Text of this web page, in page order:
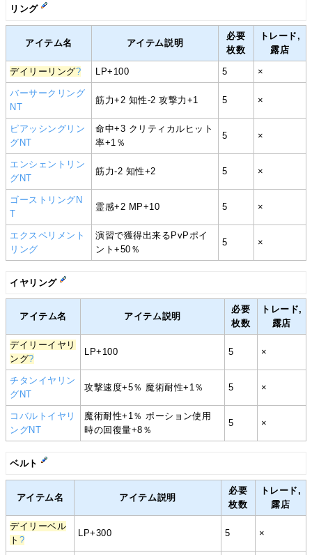
リング
アイテム名 アイテム説明
必要
枚数
トレード,
露店
デイリーリング? LP+100 5 ×
バーサークリング
NT
筋力+2 知性-2 攻撃力+1 5 ×
ピアッシングリン
グNT
命中+3 クリティカルヒット
率+1％
5 ×
エンシェントリン
グNT
筋力-2 知性+2 5 ×
ゴーストリングN
T
霊感+2 MP+10 5 ×
エクスペリメント
リング
演習で獲得出来るPvPポイ
ント+50％
5 ×
イヤリング
アイテム名 アイテム説明
必要
枚数
トレード,
露店
デイリーイヤリ
ング?
LP+100 5 ×
チタンイヤリン
グNT
攻撃速度+5％ 魔術耐性+1％ 5 ×
コバルトイヤリ
ングNT
魔術耐性+1％ ポーション使用
時の回復量+8％
5 ×
ベルト
アイテム名 アイテム説明
必要
枚数
トレード,
露店
デイリーベル
ト ?
LP+300 5 ×